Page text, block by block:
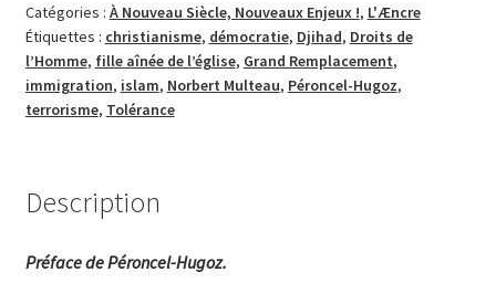
nous
Catégories : À Nouveau Siècle, Nouveaux Enjeux !, L'Æncre
Étiquettes : christianisme, démocratie, Djihad, Droits de
l’Homme, fille aînée de l’église, Grand Remplacement,
immigration, islam, Norbert Multeau, Péroncel-Hugoz,
terrorisme, Tolérance
Description
Préface de Péroncel-Hugoz.